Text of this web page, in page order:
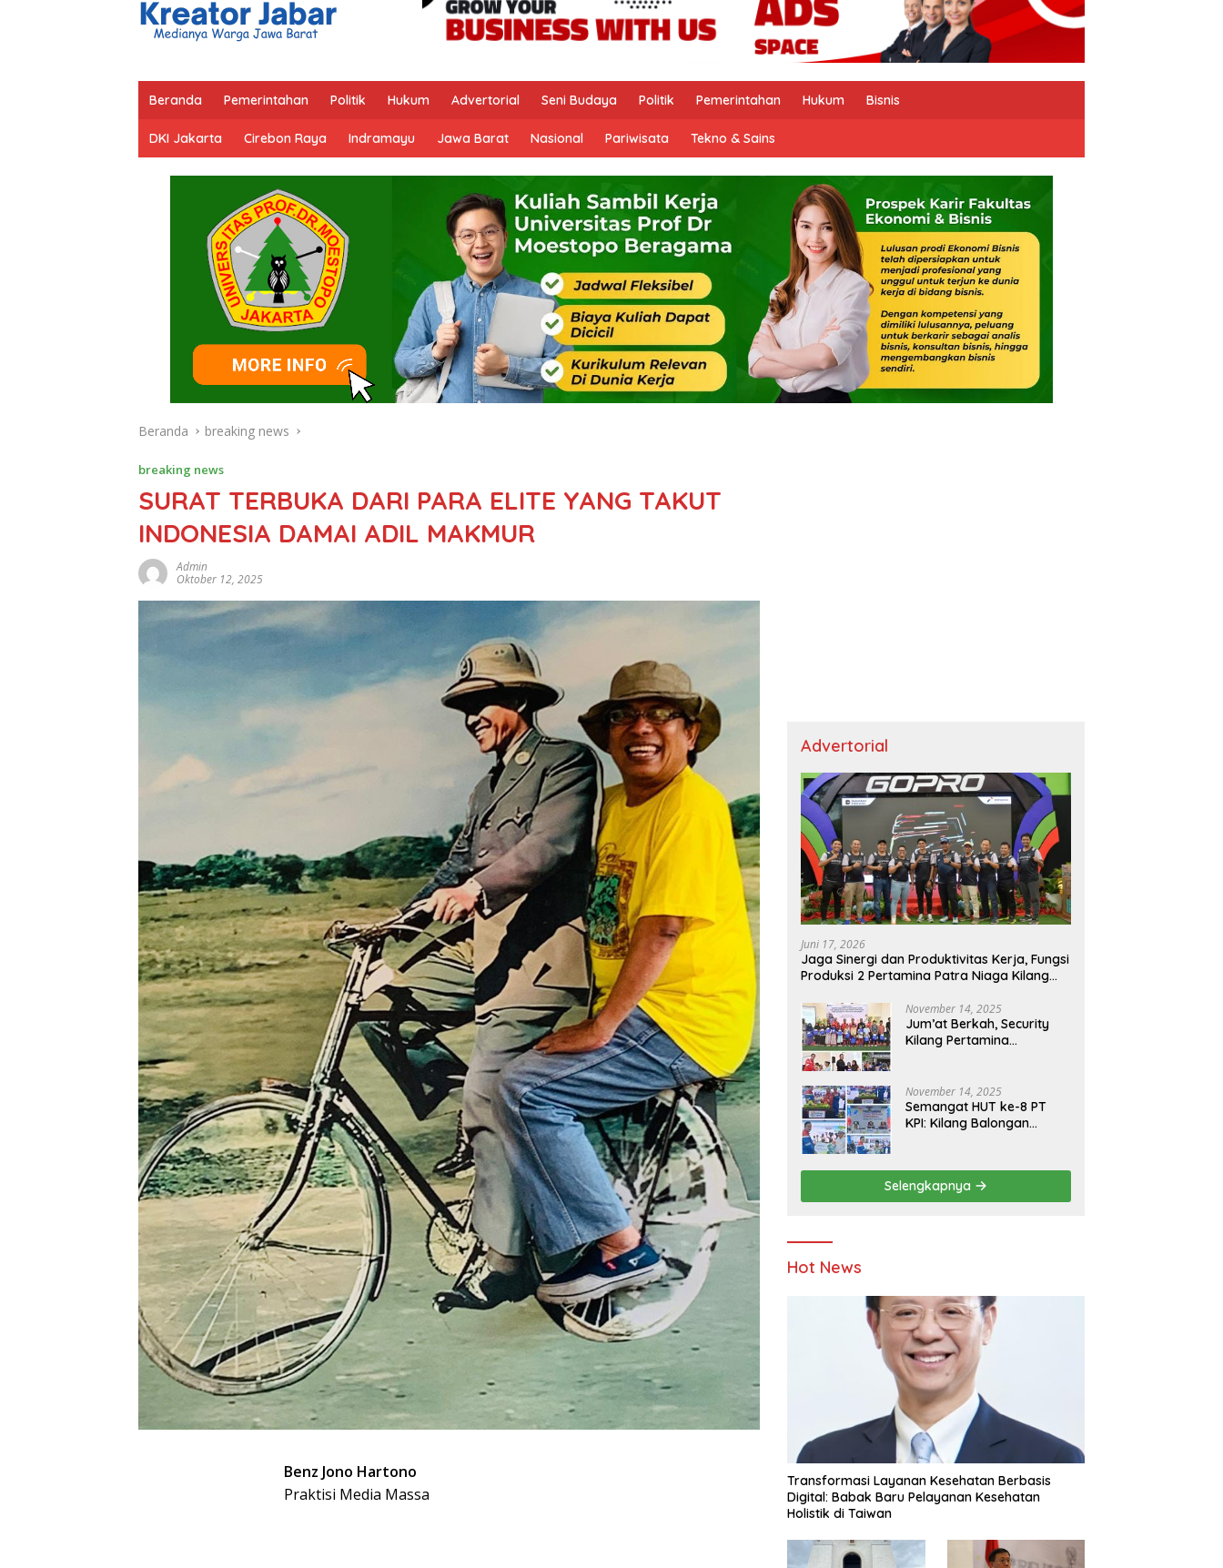
Beranda Pemerintahan Politik Hukum Advertorial Seni Budaya Politik Pemerintahan Hukum Bisnis
DKI Jakarta Cirebon Raya Indramayu Jawa Barat Nasional Pariwisata Tekno & Sains
Beranda breaking news
breaking news
SURAT TERBUKA DARI PARA ELITE YANG TAKUT
INDONESIA DAMAI ADIL MAKMUR
Admin
Oktober 12, 2025
Benz Jono Hartono
Praktisi Media Massa
Advertorial
Juni 17, 2026
Jaga Sinergi dan Produktivitas Kerja, Fungsi
Produksi 2 Pertamina Patra Niaga Kilang
November 14, 2025
Jum’at Berkah, Security
Kilang Pertamina
November 14, 2025
Semangat HUT ke-8 PT
KPI: Kilang Balongan
Berbagi Bersama
Penyandang Disabilitas
dan Yayasan Pendidikan
Selengkapnya
Hot News
Transformasi Layanan Kesehatan Berbasis
Digital: Babak Baru Pelayanan Kesehatan
Holistik di Taiwan